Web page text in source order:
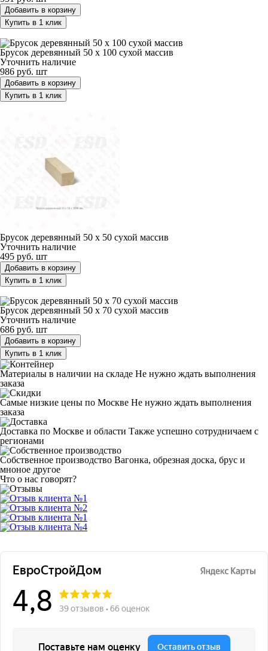
Добавить в корзину
Купить в 1 клик
Брусок деревянный 50 х 100 сухой массив
Уточнить наличие
986 руб. шт
Добавить в корзину
Купить в 1 клик
Брусок деревянный 50 х 50 сухой массив
Уточнить наличие
495 руб. шт
Добавить в корзину
Купить в 1 клик
Брусок деревянный 50 х 70 сухой массив
Уточнить наличие
686 руб. шт
Добавить в корзину
Купить в 1 клик
Материалы в наличии на складе Не нужно ждать выполнения
заказа
Самые низкие цены по Москве Не нужно ждать выполнения
заказа
Доставка по Москве и области Также успешно сотрудничаем с
регионами
Собственное производство Вагонка, обрезная доска, брус и
мноное другое
Что о нас говорят?